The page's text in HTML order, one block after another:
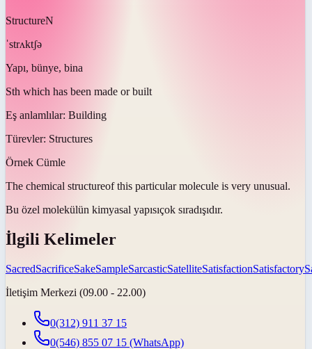
StructureN
ˈstrʌktʃə
Yapı, bünye, bina
Sth which has been made or built
Eş anlamlılar: Building
Türevler: Structures
Örnek Cümle
The chemical structureof this particular molecule is very unusual.
Bu özel molekülün kimyasal yapısıçok sıradışıdır.
İlgili Kelimeler
SacredSacrificeSakeSampleSarcasticSatelliteSatisfactionSatisfactory
İletişim Merkezi (09.00 - 22.00)
0(312) 911 37 15
0(546) 855 07 15 (WhatsApp)